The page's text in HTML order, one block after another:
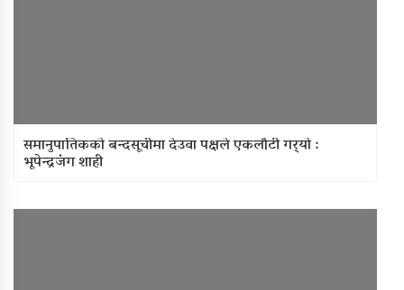
समानुपातिकको बन्दसूचीमा देउवा पक्षले एकलौटी गर्‍यो :
भूपेन्द्रजंंग शाही